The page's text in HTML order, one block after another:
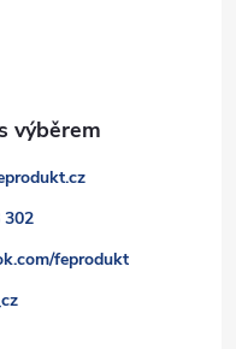
302
feprodukt